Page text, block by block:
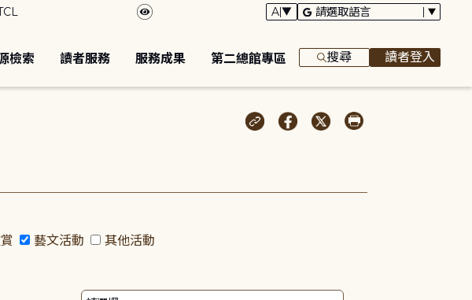
檢索 讀者服務 服務成果 第二總館專區 搜尋 讀者登入
藝文活動 其他活動